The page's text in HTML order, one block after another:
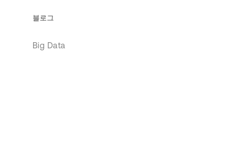
블로그
Big Data